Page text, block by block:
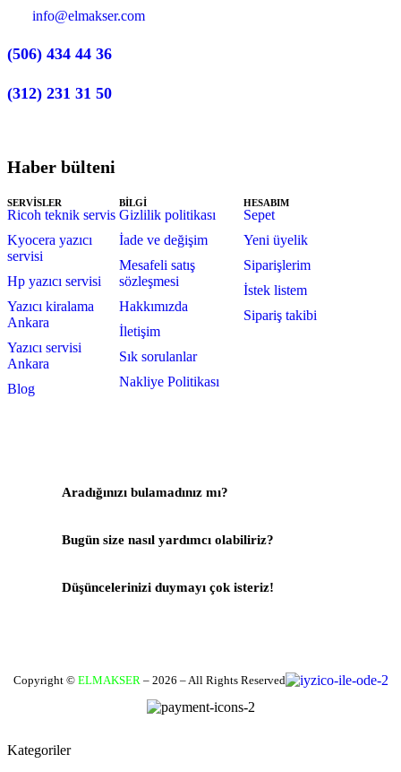
info@elmakser.com
(506) 434 44 36
(312) 231 31 50
SERVİSLER
Ricoh teknik servis
Kyocera yazıcı
servisi
Hp yazıcı servisi
Yazıcı kiralama
Ankara
Yazıcı servisi
Ankara
Blog
BİLGİ
Gizlilik politikası
İade ve değişim
Mesafeli satış
sözleşmesi
Hakkımızda
İletişim
Sık sorulanlar
Nakliye Politikası
HESABIM
Sepet
Yeni üyelik
Siparişlerim
İstek listem
Sipariş takibi
Haber bülteni
Aradığınızı bulamadınız mı?
Bugün size nasıl yardımcı olabiliriz?
Düşüncelerinizi duymayı çok isteriz!
Copyright © ELMAKSER– 2026 – All Rights Reserved
Kategoriler